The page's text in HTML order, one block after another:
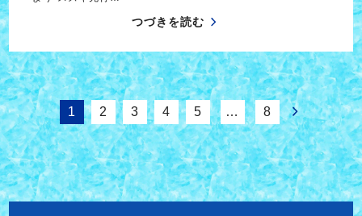
つづきを読む
1 2 3 4 5 … 8